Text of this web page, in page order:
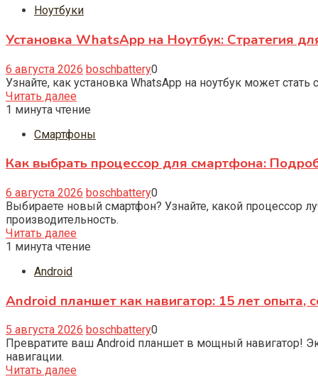
Ноутбуки
Установка WhatsApp на Ноутбук: Стратегия
6 августа 2026 boschbattery0
Узнайте, как установка WhatsApp на ноутбук может
Читать далее
1 минута чтение
Смартфоны
Как выбрать процессор для смартфона:
6 августа 2026 boschbattery0
Выбираете новый смартфон? Узнайте, какой процессор
производительность.
Читать далее
1 минута чтение
Android
Android планшет как навигатор: 15 лет опыта,
5 августа 2026 boschbattery0
Превратите ваш Android планшет в мощный навигатор!
навигации.
Читать далее